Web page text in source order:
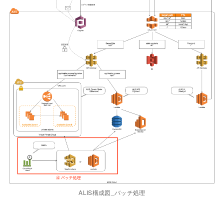
ALIS構成図_バッチ処理